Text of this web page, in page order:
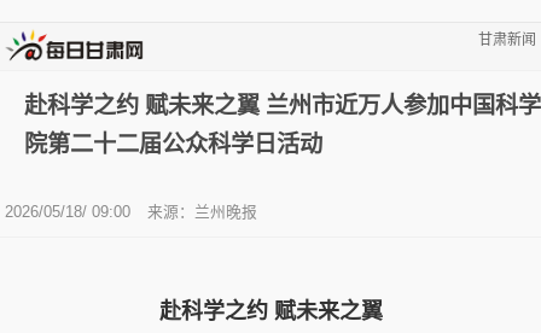
甘肃新闻
赴科学之约 赋未来之翼 兰州市近万人参加中国科学
院第二十二届公众科学日活动
2026/05/18/ 09:00 来源：兰州晚报
赴科学之约 赋未来之翼